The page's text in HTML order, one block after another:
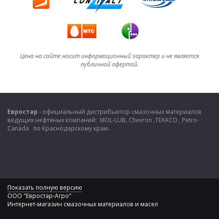
применению трансмиссионной жидкости
Внешни вид Жидкость красного цвета
Вязкость кинематическая, при 40°С мм*/с 37
Вязкость по Брукфильду, при минус 40°С мПа.с 18.400
Температура потери текучести °С -53
Цена на сайте носит информационный характер и не является
публичной офертой.
Евростар - официальный дистрибьютор смазочных материалов
ведущих нефтяных компаний: MOL-LUB, Chevron ,TEXACO , Petro-
Canada по Краснодарскому краю.
Показать полную версию
ООО "Евростар-Агро"
Интернет-магазин смазочных материалов и масел